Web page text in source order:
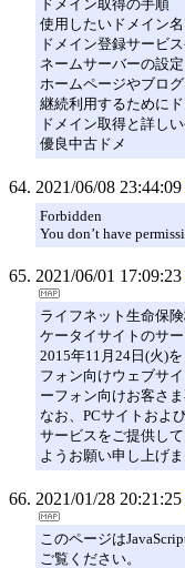
ドメイン取得の手順
使用したいドメイン
ドメイン登録サービ
ネームサーバーの設定
ホームページやブロ
継続利用するために
ドメイン取得と詳し
優良中古ドメ
2021/06/08 23:44:09
Forbidden
You don’t have
2021/06/01 17:09:23
ライフネット生命保
ケータイサイトのサ
2015年11月24日(火)
フォン向けウェブサ
ーフォン向けお客さ
なお、PCサイトおよ
サービスをご提供し
ようお願い申し上げま
2021/01/28 20:21:25
このページは
ご覧ください。